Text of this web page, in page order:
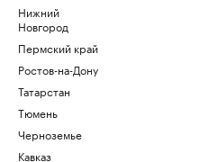
Нижний
Новгород
Пермский край
Ростов-на-Дону
Татарстан
Тюмень
Черноземье
Кавказ